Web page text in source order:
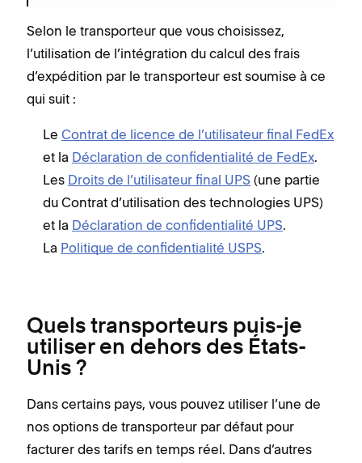
Selon le transporteur que vous choisissez,
l’utilisation de l’intégration du calcul des frais
d’expédition par le transporteur est soumise à ce
qui suit :
Le Contrat de licence de l’utilisateur final FedEx
et la Déclaration de confidentialité de FedEx.
Les Droits de l’utilisateur final UPS (une partie
du Contrat d’utilisation des technologies UPS)
et la Déclaration de confidentialité UPS.
La Politique de confidentialité USPS.
Quels transporteurs puis-je
utiliser en dehors des États-
Unis ?
Dans certains pays, vous pouvez utiliser l’une de
nos options de transporteur par défaut pour
facturer des tarifs en temps réel. Dans d’autres